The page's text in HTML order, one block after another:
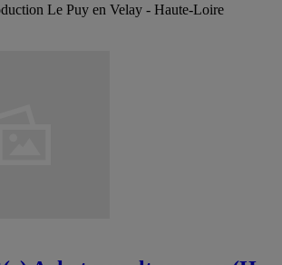
Le Puy en Velay - Haute-Loire